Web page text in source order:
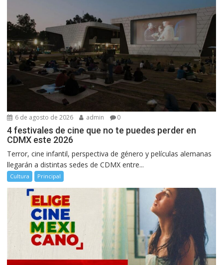
6 de agosto de 2026 admin 0
4 festivales de cine que no te puedes perder en
CDMX este 2026
Terror, cine infantil, perspectiva de género y películas alemanas
llegarán a distintas sedes de CDMX entre...
Cultura Principal